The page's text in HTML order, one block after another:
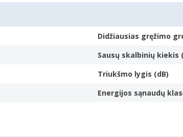
Didžiausias gręžimo
Sausų skalbinių kiekis
Triukšmo lygis (dB)
Energijos sąnaudų